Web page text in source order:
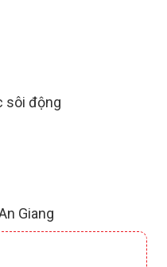
sôi động
Giang